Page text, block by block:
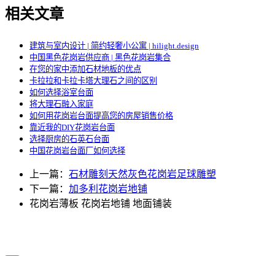
相关文章
建筑与室内设计 | 简约轻奢小公寓 | hilight.design
中国黑色花岗岩供应商 | 黑色花岗岩集合
在您的家中添加石材地板的优点
卡拉拉和卡拉卡塔大理石之间的区别
如何选择浴室台面
将大理石融入家庭
如何用花岗岩台面提高您的房屋销售价格
靠近我的DIY花岗岩台面
选择厨房的石英石台面
中国花岗岩台面厂如何选择
上一篇： 石材雕刻天然灰色花岗岩足球雕塑
下一篇： 加多利花岗岩地铺
花岗岩薄板 花岗岩地铺 地面铺装